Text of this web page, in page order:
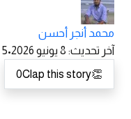
محمد أنجر أحسن
آخر تحديث: 8 يونيو 2026 •
5
👏
0Clap this story